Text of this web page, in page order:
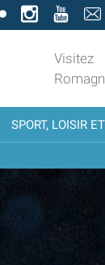
FlickrInstagram
Visitez
SPORT, LOISIR